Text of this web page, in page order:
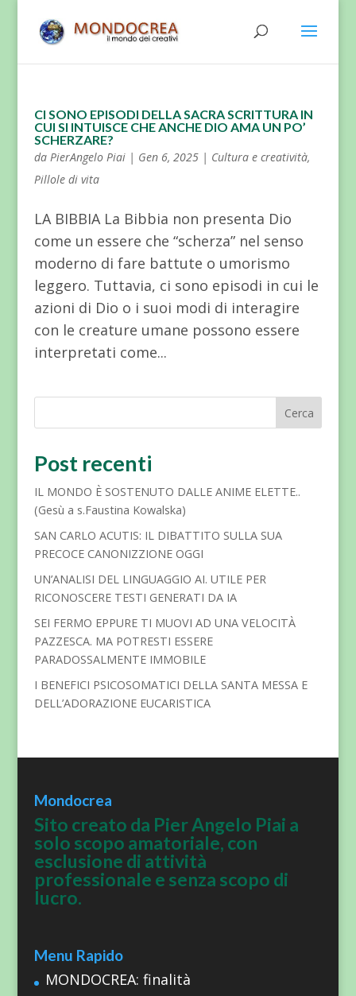
CI SONO EPISODI DELLA SACRA SCRITTURA IN
CUI SI INTUISCE CHE ANCHE DIO AMA UN PO’
SCHERZARE?
da PierAngelo Piai| Gen 6, 2025| Cultura e creatività,
Pillole di vita
LA BIBBIA La Bibbia non presenta Dio
come un essere che “scherza” nel senso
moderno di fare battute o umorismo
leggero. Tuttavia, ci sono episodi in cui le
azioni di Dio o i suoi modi di interagire
con le creature umane possono essere
interpretati come...
Cerca
Post recenti
IL MONDO È SOSTENUTO DALLE ANIME ELETTE..
(Gesù a s.Faustina Kowalska)
SAN CARLO ACUTIS: IL DIBATTITO SULLA SUA
PRECOCE CANONIZZIONE OGGI
UN’ANALISI DEL LINGUAGGIO AI. UTILE PER
RICONOSCERE TESTI GENERATI DA IA
SEI FERMO EPPURE TI MUOVI AD UNA VELOCITÀ
PAZZESCA. MA POTRESTI ESSERE
PARADOSSALMENTE IMMOBILE
I BENEFICI PSICOSOMATICI DELLA SANTA MESSA E
DELL’ADORAZIONE EUCARISTICA
Mondocrea
Sito creato da Pier Angelo Piai a
solo scopo amatoriale, con
esclusione di attività
professionale e senza scopo di
lucro.
Menu Rapido
MONDOCREA: finalità